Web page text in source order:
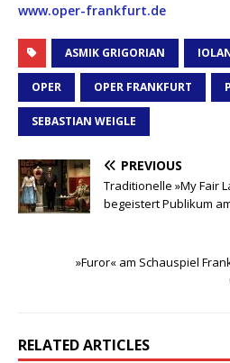
www.oper-frankfurt.de
ASMIK GRIGORIAN
OPER OPER FRANKFURT
SEBASTIAN WEIGLE
PREVIOUS
Traditionelle »My Fair
begeistert Publikum
»Furor« am Schauspiel
RELATED ARTICLES